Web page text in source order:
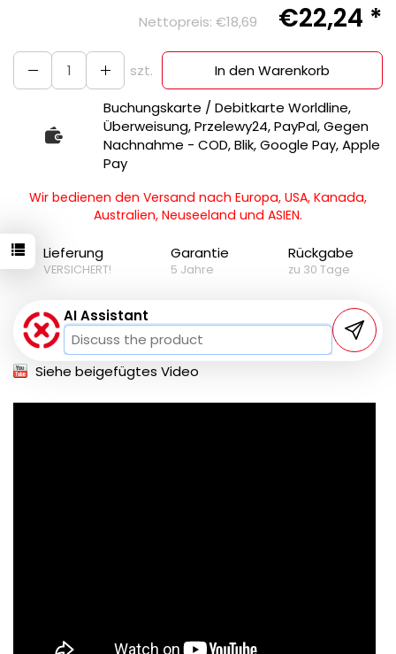
Nettopreis: €18,69 €22,24 *
szt.
In den Warenkorb
Buchungskarte / Debitkarte Worldline,
Überweisung, Przelewy24, PayPal, Gegen
Nachnahme - COD, Blik, Google Pay, Apple
Pay
Wir bedienen den Versand nach Europa, USA, Kanada,
Australien, Neuseeland und ASIEN.
Lieferung
VERSICHERT!
Garantie
5 Jahre
Rückgabe
zu 30 Tage
AI Assistant
Siehe beigefügtes Video